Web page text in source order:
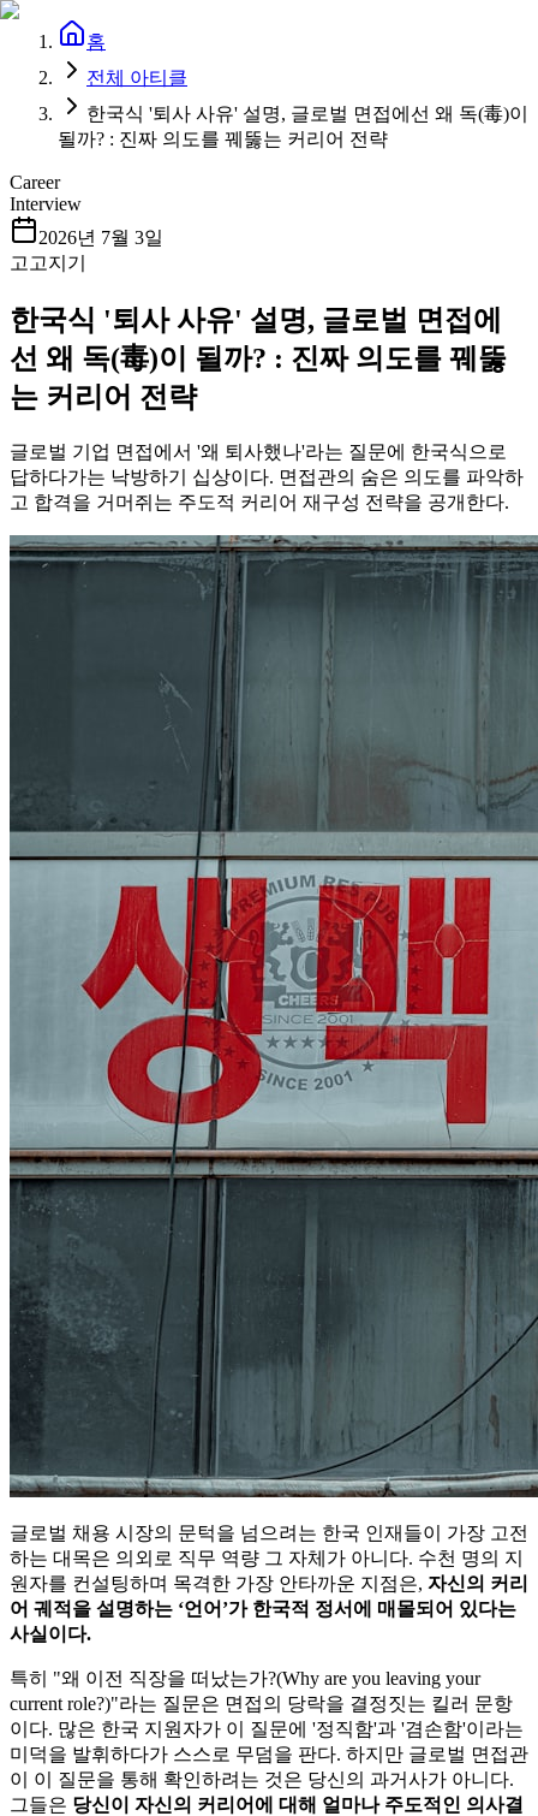
홈
전체 아티클
한국식 '퇴사 사유' 설명, 글로벌 면접에선 왜 독(毒)이
될까? : 진짜 의도를 꿰뚫는 커리어 전략
Career
Interview
2026년 7월 3일
고고지기
한국식 '퇴사 사유' 설명, 글로벌 면접에
선 왜 독(毒)이 될까? : 진짜 의도를 꿰뚫
는 커리어 전략
글로벌 기업 면접에서 '왜 퇴사했나'라는 질문에 한국식으로
답하다가는 낙방하기 십상이다. 면접관의 숨은 의도를 파악하
고 합격을 거머쥐는 주도적 커리어 재구성 전략을 공개한다.
글로벌 채용 시장의 문턱을 넘으려는 한국 인재들이 가장 고전
하는 대목은 의외로 직무 역량 그 자체가 아니다. 수천 명의 지
원자를 컨설팅하며 목격한 가장 안타까운 지점은, 자신의 커리
어 궤적을 설명하는 ‘언어’가 한국적 정서에 매몰되어 있다는
사실이다.
특히 "왜 이전 직장을 떠났는가?(Why are you leaving your
current role?)"라는 질문은 면접의 당락을 결정짓는 킬러 문항
이다. 많은 한국 지원자가 이 질문에 '정직함'과 '겸손함'이라는
미덕을 발휘하다가 스스로 무덤을 판다. 하지만 글로벌 면접관
이 이 질문을 통해 확인하려는 것은 당신의 과거사가 아니다.
그들은 ​ 당신이 자신의 커리어에 대해 얼마나 주도적인 의사결